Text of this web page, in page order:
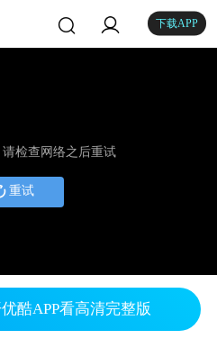
下载APP
检查网络之后重试
重试
酷APP看高清完整版